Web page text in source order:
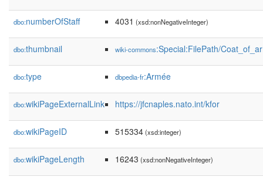
dbo:numberOfStaff 4031 (xsd:nonNegativeInteger)
dbo:thumbnail wiki-commons:Special:FilePath/
dbo:type dbpedia-fr:Armée
dbo:wikiPageExternalLink https://jfcnaples.nato.int/kfor
dbo:wikiPageID 515334(xsd:integer)
dbo:wikiPageLength 16243 (xsd:nonNegativeInteger)